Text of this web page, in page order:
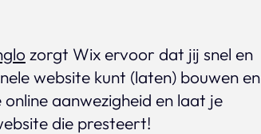
zorgt Wix ervoor dat jij snel en
website kunt (laten) bouwen en
aanwezigheid en laat je
die presteert!